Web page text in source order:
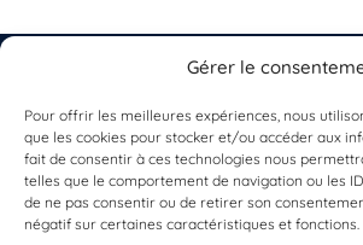
Gérer le
Pour offrir les meilleures expériences, nous
que les cookies pour stocker et/ou accéder aux
fait de consentir à ces technologies nous
telles que le comportement de navigation ou les
de ne pas consentir ou de retirer son
négatif sur certaines caractéristiques et fonctions.
EST UN PROGRAMME DE